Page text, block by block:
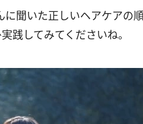
聞いた正しいヘアケアの
践してみてくださいね。